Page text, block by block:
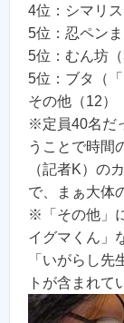
4位：シマリス
5位：忍ペンま
5位：むん坊（
5位：ブタ（
その他（12）
※定員40名だ
うことで時間
（記者K）の
で、まぁ大体
※「その他」
イグマくん」
「いがらし
トが含まれて